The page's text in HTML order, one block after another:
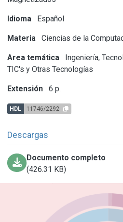
Idioma Español
Materia Ciencias de la
Area temática
Ingeniería,
TIC's y Otras Tecnologías
Extensión 6 p.
HDL 11746/2292
Descargas
Documento completo
(426.31 KB)